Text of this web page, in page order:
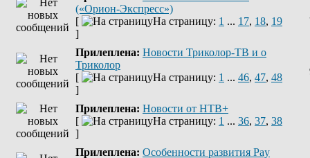
(«Орион-Экспресс»)
[
На страницу: 1 ... 17, 18, 19
]
Прилеплена: Новости Триколор-ТВ и о
Триколор
[
На страницу: 1 ... 46, 47, 48
]
Прилеплена: Новости от НТВ+
[
На страницу: 1 ... 36, 37, 38
]
Прилеплена: Оcобенности развития Pay